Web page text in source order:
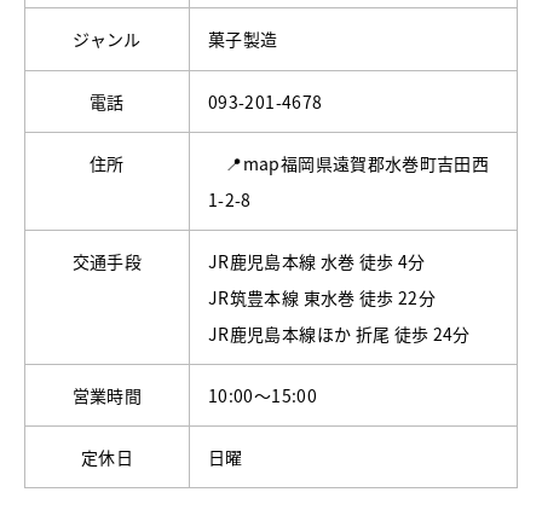
ジャンル 菓子製造
電話 093-201-4678
住所
📍map福岡県遠賀郡水巻町吉田西
1-2-8
交通手段
JR鹿児島本線 水巻 徒歩 4分
JR筑豊本線 東水巻 徒歩 22分
JR鹿児島本線ほか 折尾 徒歩 24分
営業時間 10:00～15:00
定休日 日曜